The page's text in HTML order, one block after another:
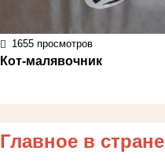
1655 просмотров
Кот-малявочник
Главное в стране